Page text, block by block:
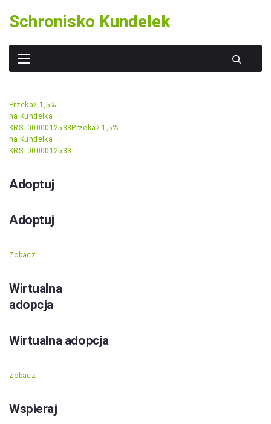
content
Schronisko Kundelek
Przekaż 1,5%
na Kundelka
KRS: 0000012533 Przekaż 1,5%
na Kundelka
KRS: 0000012533
Adoptuj
Adoptuj
Zobacz
Wirtualna
adopcja
Wirtualna adopcja
Zobacz
Wspieraj